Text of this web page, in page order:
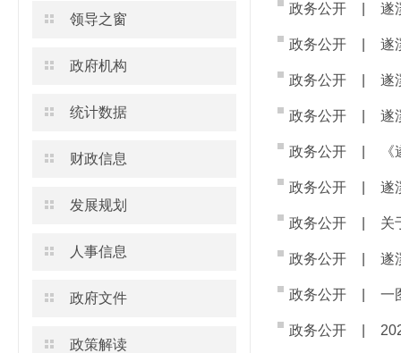
领导之窗
政府机构
统计数据
财政信息
发展规划
人事信息
政府文件
政策解读
政务公开 遂
政务公开 遂
政务公开 遂
政务公开 遂
政务公开
政务公开 遂
政务公开 关
政务公开 遂
政务公开 一
政务公开